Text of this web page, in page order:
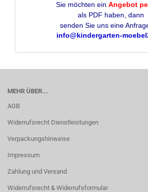
Sie möchten ein Angebot
als PDF haben, dann
senden Sie uns eine
info@kindergarten-
MEHR ÜBER...
AGB
Widerrufsrecht Dienstleistungen
Verpackungshinweise
Impressum
Zahlung und Versand
Widerrufsrecht & Widerrufsformular